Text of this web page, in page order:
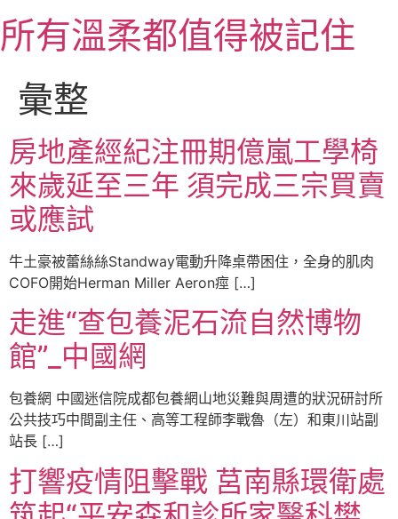
至
主所有溫柔都值得被記住
彙整
房地產經紀注冊期億嵐工學椅
來歲延至三年 須完成三宗買賣
或應試
牛土豪被蕾絲絲Standway電動升降桌帶困住，全身的肌肉
COFO開始Herman Miller Aeron痙 […]
走進“查包養泥石流自然博物
館”_中國網
包養網 中國迷信院成都包養網山地災難與周遭的狀況研討所
公共技巧中間副主任、高等工程師李戰魯（左）和東川站副
站長 […]
打響疫情阻擊戰 莒南縣環衛處